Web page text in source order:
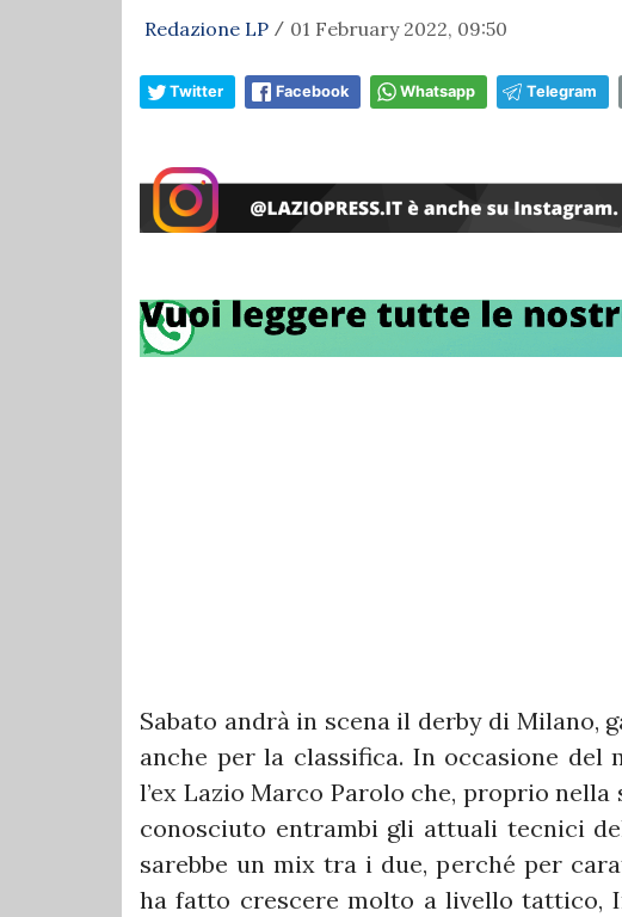
Redazione LP / 01 February 2022, 09:50
Twitter Facebook Whatsapp Telegram
Sabato andrà in scena il derby di Milano,
anche per la classifica. In occasione
l’ex Lazio Marco Parolo che, proprio
conosciuto entrambi gli attuali tecnici
sarebbe un mix tra i due, perché per
ha fatto crescere molto a livello tattico,